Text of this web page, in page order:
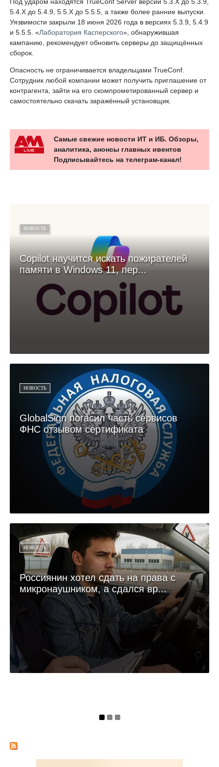
5.4.X до 5.4.9, 5.5.X до 5.5.5, а также более ранние выпуски.
Уязвимости закрыли 18 июня 2026 года в версиях 5.3.9, 5.4.9
и 5.5.5. «Лаборатория Касперского», обнаружившая
кампанию, рекомендует обновить серверы до защищённых
сборок.
Опасность не ограничивается владельцами TrueConf.
Сотрудник любой компании может получить приглашение от
контрагента, зайти на его скомпрометированный сервер и
самостоятельно скачать заражённый установщик.
Самые свежие новости ИТ и ИБ. Обзоры,
аналитика, анонсы главных ивентов
Подписывайтесь на телеграм-канал!
НОВОСТЬ
Copilot научится искать пожирателей
памяти в Windows 11, пер...
НОВОСТЬ
GlobalSign погасил часть сервисов
ФНС отзывом сертификата
НОВОСТЬ
Россиянин хотел сдать на права с
микронаушником, а сдался вр...